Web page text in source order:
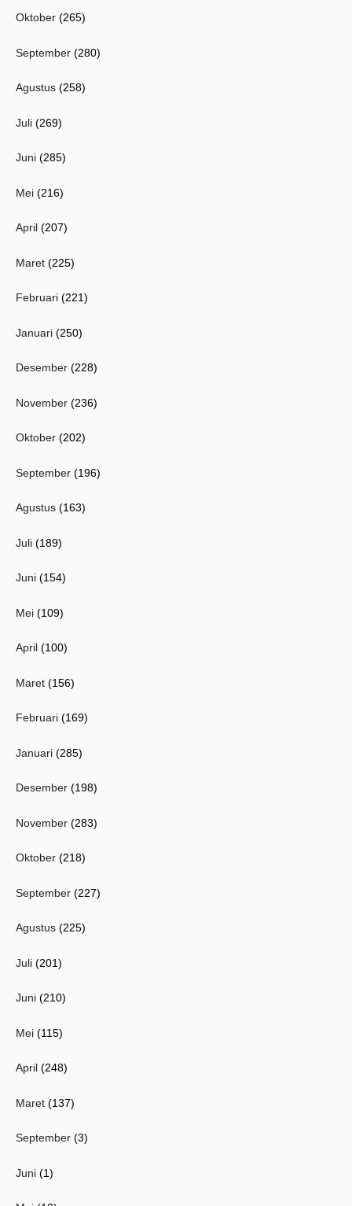
Oktober (265)
September (280)
Agustus (258)
Juli (269)
Juni (285)
Mei (216)
April (207)
Maret (225)
Februari (221)
Januari (250)
Desember (228)
November (236)
Oktober (202)
September (196)
Agustus (163)
Juli (189)
Juni (154)
Mei (109)
April (100)
Maret (156)
Februari (169)
Januari (285)
Desember (198)
November (283)
Oktober (218)
September (227)
Agustus (225)
Juli (201)
Juni (210)
Mei (115)
April (248)
Maret (137)
September (3)
Juni (1)